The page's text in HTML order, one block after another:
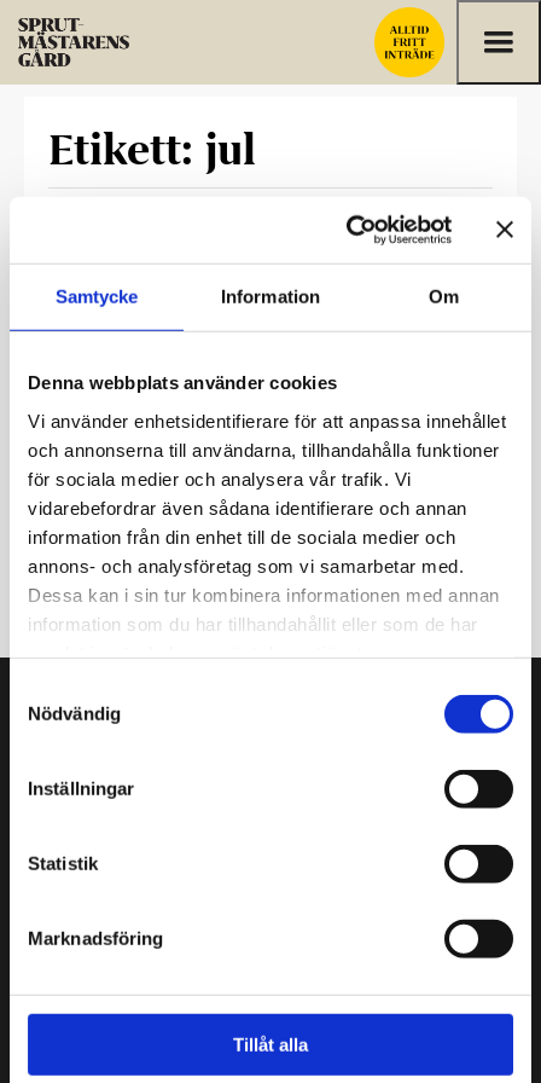
Samtycke Information Om
Denna webbplats använder cookies
Vi använder enhetsidentifierare för att anpassa innehållet
och annonserna till användarna, tillhandahålla funktioner
för sociala medier och analysera vår trafik. Vi
vidarebefordrar även sådana identifierare och annan
information från din enhet till de sociala medier och
annons- och analysföretag som vi samarbetar med.
Dessa kan i sin tur kombinera informationen med annan
information som du har tillhandahållit eller som de har
Nödvändig
Inställningar
Statistik
Marknadsföring
Tillåt alla
Etikett: jul
Gammaldags julstämning i Helsingfors äldsta trähus
 Okategoriserad Publicerad: 18.11.2025
med säsongsevenemang till söndagen den 4
Etikettmoln
jul Sprutmästarens gård
Sprutmästarens gård
00170 Helsingfors
Andra kontaktuppgifter
stadsmuseum.
Cookies